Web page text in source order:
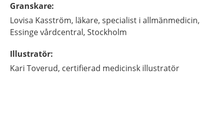
Granskare:
Lovisa Kasström, läkare, specialist i allmänmedicin,
Essinge vårdcentral, Stockholm
Illustratör:
Kari Toverud, certifierad medicinsk illustratör